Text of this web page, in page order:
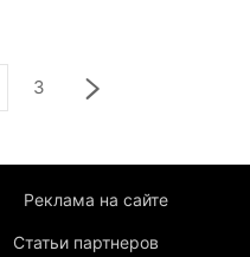
3
Реклама на сайте
Статьи партнеров